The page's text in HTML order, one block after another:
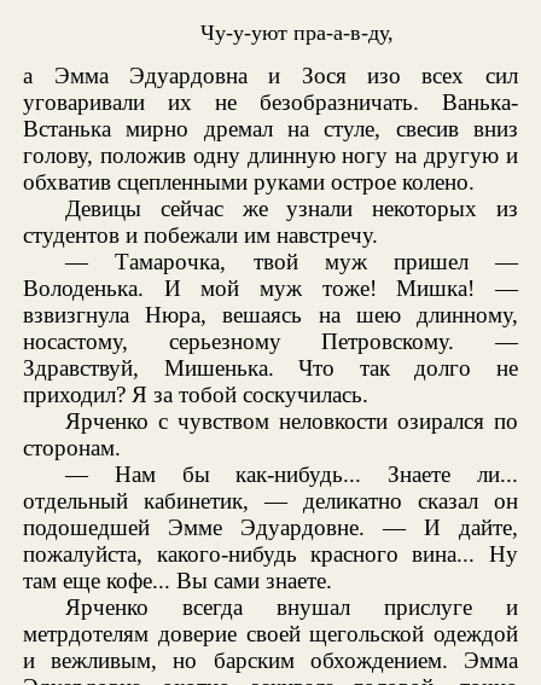
Чу-у-уют пра-а-в-ду,
а Эмма Эдуардовна и Зося изо всех сил
уговаривали их не безобразничать. Ванька-
Встанька мирно дремал на стуле, свесив вниз
голову, положив одну длинную ногу на другую и
обхватив сцепленными руками острое колено.
Девицы сейчас же узнали некоторых из
студентов и побежали им навстречу.
— Тамарочка, твой муж пришел —
Володенька. И мой муж тоже! Мишка! —
взвизгнула Нюра, вешаясь на шею длинному,
носастому, серьезному Петровскому. —
Здравствуй, Мишенька. Что так долго не
приходил? Я за тобой соскучилась.
Ярченко с чувством неловкости озирался по
сторонам.
— Нам бы как-нибудь... Знаете ли...
отдельный кабинетик, — деликатно сказал он
подошедшей Эмме Эдуардовне. — И дайте,
пожалуйста, какого-нибудь красного вина... Ну
там еще кофе... Вы сами знаете.
Ярченко всегда внушал прислуге и
метрдотелям доверие своей щегольской одеждой
и вежливым, но барским обхождением. Эмма